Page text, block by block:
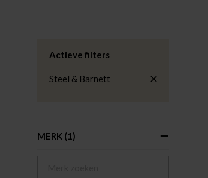
Actieve filters
Steel & Barnett
MERK (1)